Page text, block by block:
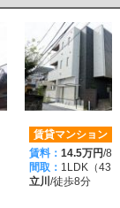
賃貸マンション
賃料： 14.5万円/
間取： 1LDK（
立川 /徒歩8分